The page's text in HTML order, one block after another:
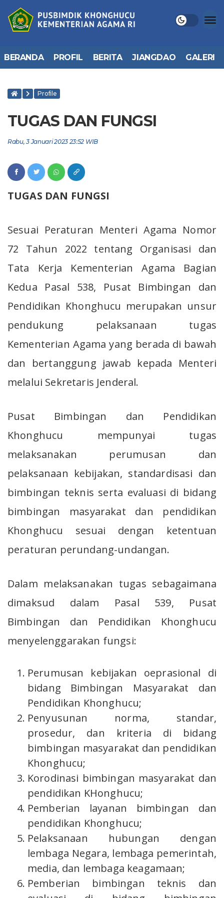
BERANDA PROFIL BERITA JIANGDAO GALERI
Profile
TUGAS DAN FUNGSI
Rabu, 3 Januari 2023 23:52 WIB
TUGAS DAN FUNGSI
Sesuai Peraturan Menteri Agama Nomor
72 Tahun 2022 tentang Organisasi dan
Tata Kerja Kementerian Agama Bagian
Kedua Pasal 538, Pusat Bimbingan dan
Pendidikan Khonghucu merupakan unsur
pendukung pelaksanaan tugas
Kementerian Agama yang berada di bawah
dan bertanggung jawab kepada Menteri
melalui Sekretaris Jenderal.
Pusat Bimbingan dan Pendidikan
Khonghucu mempunyai tugas
melaksanakan perumusan dan
pelaksanaan kebijakan, standardisasi dan
bimbingan teknis serta evaluasi di bidang
bimbingan masyarakat dan pendidikan
Khonghucu sesuai dengan ketentuan
peraturan perundang-undangan.
Dalam melaksanakan tugas sebagaimana
dimaksud dalam Pasal 539, Pusat
Bimbingan dan Pendidikan Khonghucu
menyelenggarakan fungsi:
Perumusan kebijakan oeprasional di
bidang Bimbingan Masyarakat dan
Pendidikan Khonghucu;
Penyusunan norma, standar,
prosedur, dan kriteria di bidang
bimbingan masyarakat dan pendidikan
Khonghucu;
Korodinasi bimbingan masyarakat dan
pendidikan KHonghucu;
Pemberian layanan bimbingan dan
pendidikan Khonghucu;
Pelaksanaan hubungan dengan
lembaga Negara, lembaga pemerintah,
media, dan lembaga keagamaan;
Pemberian bimbingan teknis dan